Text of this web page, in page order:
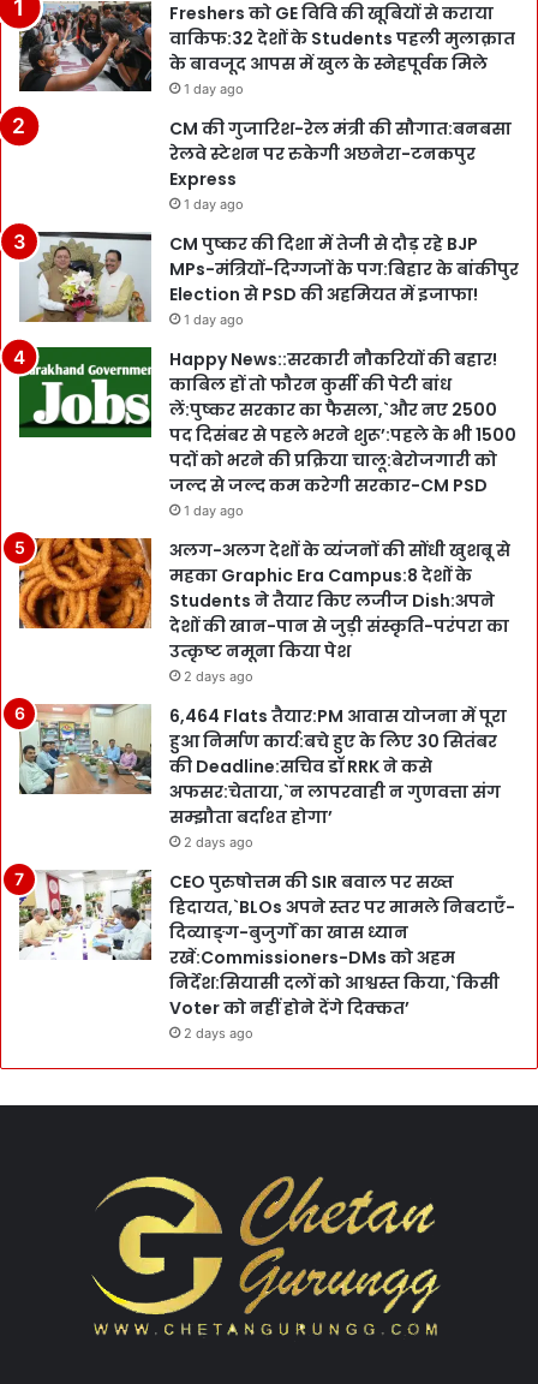
Freshers को GE विवि की खूबियों से कराया
वाकिफ:32 देशों के Students पहली मुलाक़ात
के बावजूद आपस में खुल के स्नेहपूर्वक मिले
1 day ago
CM की गुजारिश-रेल मंत्री की सौगात:बनबसा
रेलवे स्टेशन पर रुकेगी अछनेरा-टनकपुर
Express
1 day ago
CM पुष्कर की दिशा में तेजी से दौड़ रहे BJP
MPs-मंत्रियों-दिग्गजों के पग:बिहार के बांकीपुर
Election से PSD की अहमियत में इजाफा!
1 day ago
Happy News::सरकारी नौकरियों की बहार!
काबिल हों तो फौरन कुर्सी की पेटी बांध
लें:पुष्कर सरकार का फैसला,`और नए 2500
पद दिसंबर से पहले भरने शुरू’:पहले के भी 1500
पदों को भरने की प्रक्रिया चालू:बेरोजगारी को
जल्द से जल्द कम करेगी सरकार-CM PSD
1 day ago
अलग-अलग देशों के व्यंजनों की सोंधी खुशबू से
महका Graphic Era Campus:8 देशों के
Students ने तैयार किए लजीज Dish:अपने
देशों की खान-पान से जुड़ी संस्कृति-परंपरा का
उत्कृष्ट नमूना किया पेश
2 days ago
6,464 Flats तैयार:PM आवास योजना में पूरा
हुआ निर्माण कार्य:बचे हुए के लिए 30 सितंबर
की Deadline:सचिव डॉ RRK ने कसे
अफसर:चेताया,`न लापरवाही न गुणवत्ता संग
सम्झौता बर्दाश्त होगा’
2 days ago
CEO पुरुषोत्तम की SIR बवाल पर सख्त
हिदायत,`BLOs अपने स्तर पर मामले निबटाएँ-
दिव्याङ्ग-बुजुर्गों का खास ध्यान
रखें:Commissioners-DMs को अहम
निर्देश:सियासी दलों को आश्वस्त किया,`किसी
Voter को नहीं होने देंगे दिक्कत’
2 days ago